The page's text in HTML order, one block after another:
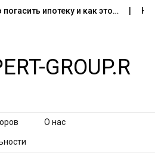
ипотеку и как это… Как
GROUP.R
О нас